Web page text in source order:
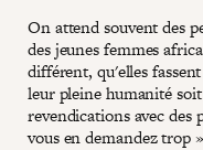
On attend souvent des
des jeunes femmes
différent, qu'elles
leur pleine humanité
revendications avec des
vous en demandez trop